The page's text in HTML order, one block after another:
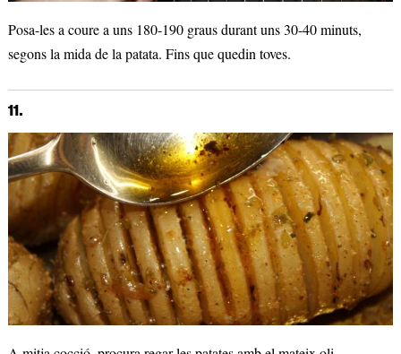
Posa-les a coure a uns 180-190 graus durant uns 30-40 minuts,
segons la mida de la patata. Fins que quedin toves.
11.